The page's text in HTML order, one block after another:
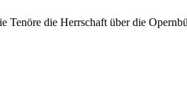
Tenöre die Herrschaft über die